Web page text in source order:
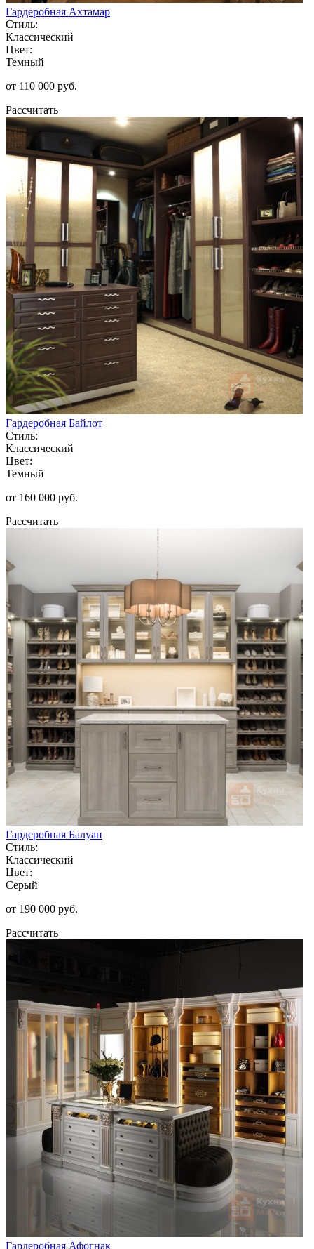
Гардеробная Ахтамар
Стиль:
Классический
Цвет:
Темный
от 110 000 руб.
Рассчитать
Гардеробная Байлот
Стиль:
Классический
Цвет:
Темный
от 160 000 руб.
Рассчитать
Гардеробная Балуан
Стиль:
Классический
Цвет:
Серый
от 190 000 руб.
Рассчитать
Гардеробная Афогнак